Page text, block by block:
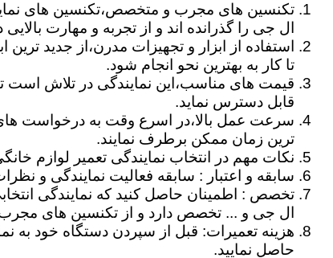
تکنسین های مجرب و متخصص،تکنسین های
ال جی را گذرانده اند و از تجربه و مهارت
استفاده از ابزار و تجهیزات مدرن،از جدید
تا کار به بهترین نحو انجام شود.
قیمت های مناسب،این نمایندگی در تلاش است
قابل دسترس نماید.
سرعت عمل بالا،در اسرع وقت به درخواست
ترین زمان ممکن برطرف نمایند.
نکات مهم در انتخاب نمایندگی تعمیر لوازم
سابقه و اعتبار : سابقه فعالیت نمایندگی و
تخصص : اطمینان حاصل کنید که نمایندگی
ال جی و ... تخصص دارد و از تکنسین های مجرب
هزینه تعمیرات: قبل از سپردن دستگاه خود به
حاصل نمایید.